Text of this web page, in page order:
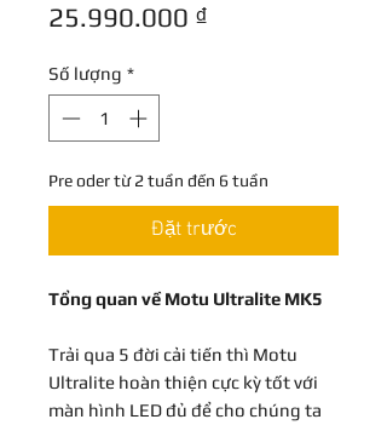
25.990.000 ₫
Số lượng *
Pre oder từ 2 tuần đến 6 tuần
Đặt trước
Tổng quan về Motu Ultralite MK5
Trải qua 5 đời cải tiến thì Motu
Ultralite hoàn thiện cực kỳ tốt với
màn hình LED đủ để cho chúng ta